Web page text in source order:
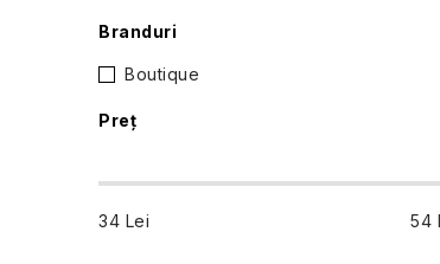
t
e
r
a
l
Branduri
Boutique
Preţ
34 Lei 54